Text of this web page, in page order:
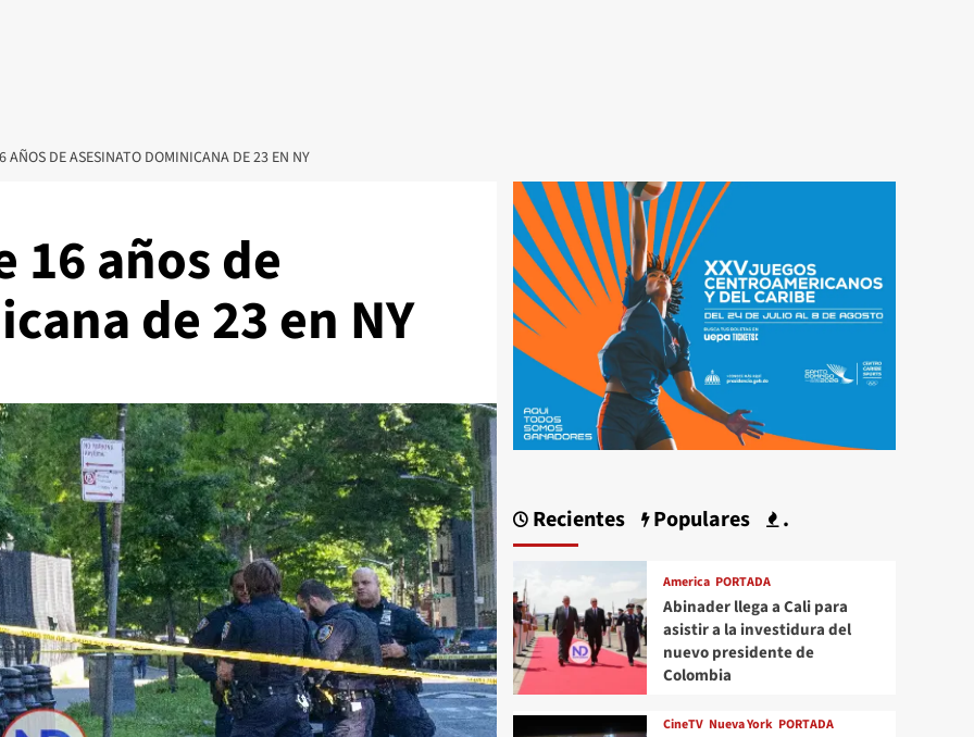
AÑOS DE ASESINATO DOMINICANA DE 23 EN NY
16 años de
de 23 en NY
Recientes Populares .
America PORTADA
Abinader llega a Cali para
asistir a la investidura del
nuevo presidente de
Colombia
CineTV Nueva York PORTADA